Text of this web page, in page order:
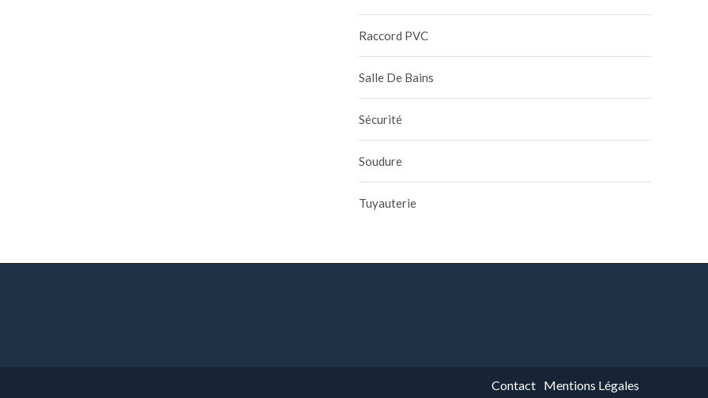
Raccord PVC
Salle De Bains
Sécurité
Soudure
Tuyauterie
Contact Mentions Légales